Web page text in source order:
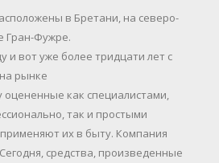
в Бретани, на северо-
Гран-Фужре.
и вот уже более тридцати лет с
рынке
оцененные как специалистами,
так и простыми
их в быту. Компания
средства, произведенные